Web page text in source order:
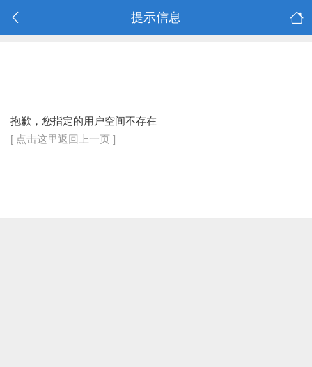
提示信息
抱歉，您指定的用户空间不存在
[ 点击这里返回上一页 ]